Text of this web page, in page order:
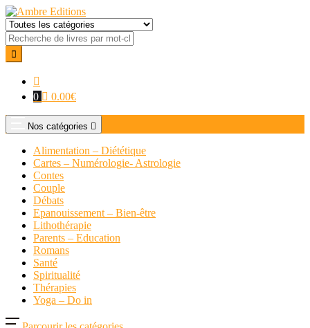
0 0.00€
Nos catégories
Alimentation – Diététique
Cartes – Numérologie- Astrologie
Contes
Couple
Débats
Epanouissement – Bien-être
Lithothérapie
Parents – Education
Romans
Santé
Spiritualité
Thérapies
Yoga – Do in